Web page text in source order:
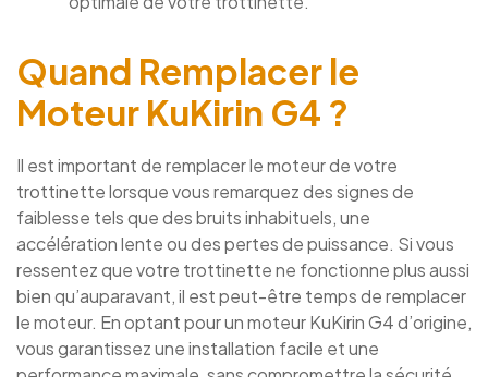
Quand Remplacer le
Moteur KuKirin G4 ?
Il est important de remplacer le moteur de votre
trottinette lorsque vous remarquez des signes de
faiblesse tels que des bruits inhabituels, une
accélération lente ou des pertes de puissance. Si vous
ressentez que votre trottinette ne fonctionne plus aussi
bien qu’auparavant, il est peut-être temps de remplacer
le moteur. En optant pour un moteur KuKirin G4 d’origine,
vous garantissez une installation facile et une